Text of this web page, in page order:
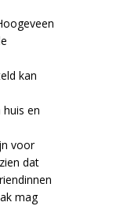
kan
en
voor
dat
mag